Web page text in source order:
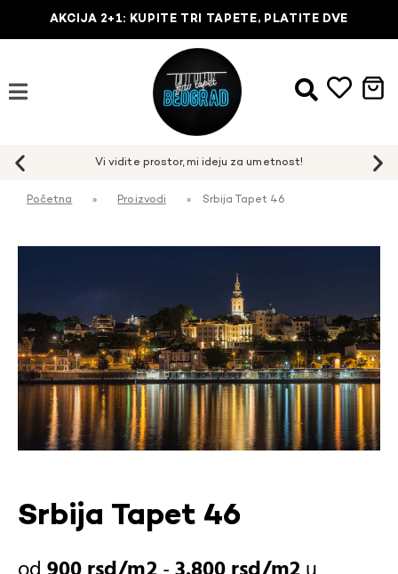
AKCIJA 2+1: KUPITE TRI TAPETE, PLATITE DVE
Početna » Proizvodi » Srbija Tapet 46
Srbija Tapet 46